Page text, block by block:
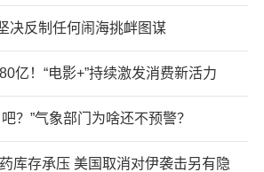
决反制任何闹海挑衅图谋
亿！“电影+”持续激发消费新活力
？”气象部门为啥还不预警？
库存承压 美国取消对伊袭击另有隐